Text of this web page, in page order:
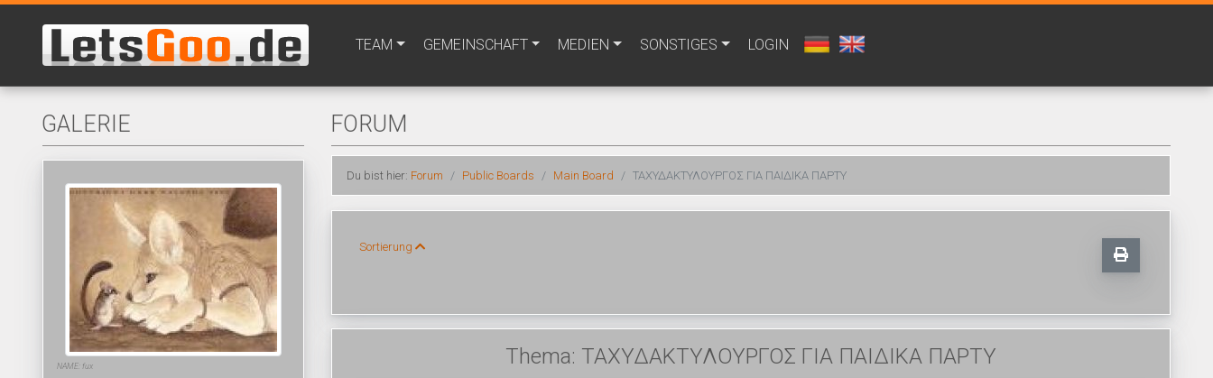
TEAM GEMEINSCHAFT MEDIEN SONSTIGES LOGIN
GALERIE
NAME: fux
FORUM
Du bist hier: Forum Public Boards Main Board ΤΑΧΥΔΑΚΤΥΛΟΥΡΓΟΣ ΓΙΑ ΠΑΙΔΙΚΑ ΠΑΡΤΥ
Sortierung
Thema: ΤΑΧΥΔΑΚΤΥΛΟΥΡΓΟΣ ΓΙΑ ΠΑΙΔΙΚΑ ΠΑΡΤΥ